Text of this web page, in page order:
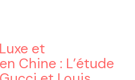
et
Chine : L’étude